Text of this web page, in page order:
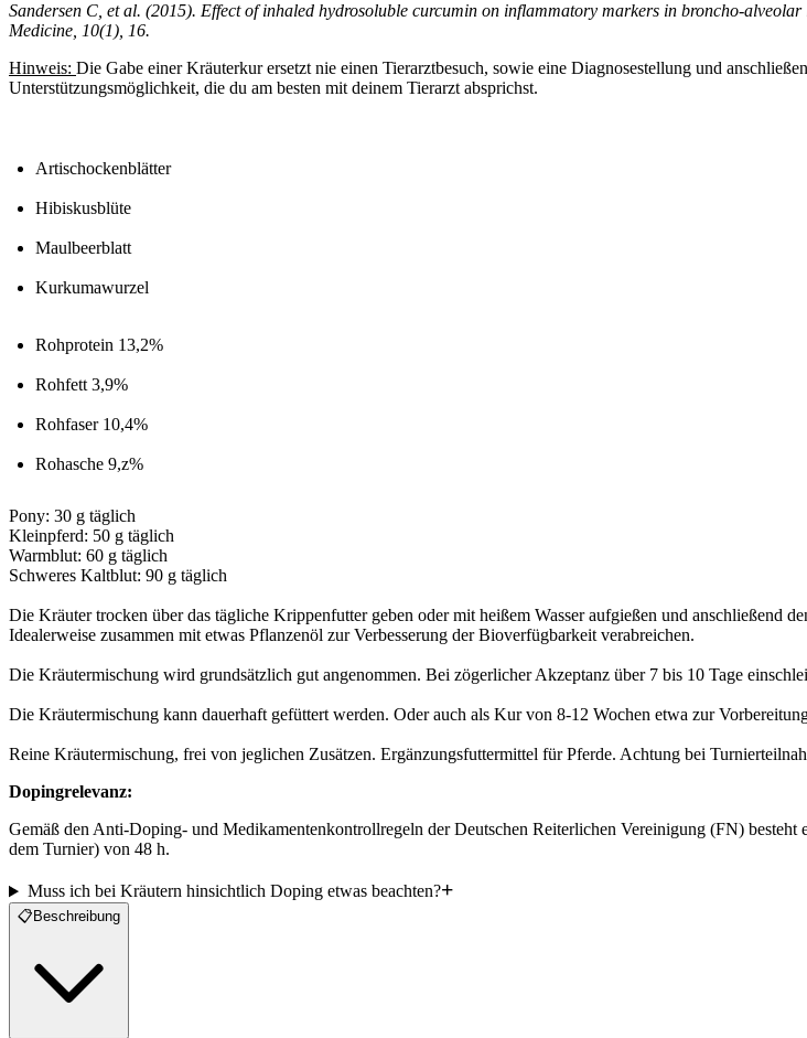
Sandersen C, et al. (2015). Effect of inhaled hydrosoluble curcumin on inflammatory markers in broncho-
Medicine, 10(1), 16.
Hinweis: Die Gabe einer Kräuterkur ersetzt nie einen Tierarztbesuch, sowie eine Diagnosestellung und
Unterstützungsmöglichkeit, die du am besten mit deinem Tierarzt absprichst.
Artischockenblätter
Hibiskusblüte
Maulbeerblatt
Kurkumawurzel
Rohprotein 13,2%
Rohfett 3,9%
Rohfaser 10,4%
Rohasche 9,z%
Pony: 30 g täglich
Kleinpferd: 50 g täglich
Warmblut: 60 g täglich
Schweres Kaltblut: 90 g täglich
Die Kräuter trocken über das tägliche Krippenfutter geben oder mit heißem Wasser aufgießen und anschließend
Idealerweise zusammen mit etwas Pflanzenöl zur Verbesserung der Bioverfügbarkeit verabreichen.
Die Kräutermischung wird grundsätzlich gut angenommen. Bei zögerlicher Akzeptanz über 7 bis 10 Tage
Die Kräutermischung kann dauerhaft gefüttert werden. Oder auch als Kur von 8-12 Wochen etwa zur
Dopingrelevanz:
Gemäß den Anti-Doping- und Medikamentenkontrollregeln der Deutschen Reiterlichen Vereinigung (FN)
dem Turnier) von 48 h.
Muss ich bei Kräutern hinsichtlich Doping etwas beachten?
📋 Beschreibung